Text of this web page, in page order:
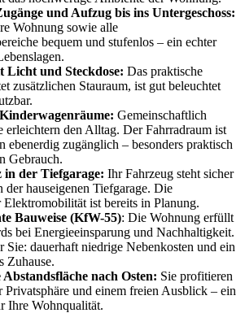
und Aufzug bis ins Untergeschoss:
Wohnung sowie alle
bequem und stufenlos – ein echter
Licht und Steckdose: Das praktische
zusätzlichen Stauraum, ist gut beleuchtet
Gemeinschaftlich
erleichtern den Alltag. Der Fahrradraum ist
ebenerdig zugänglich – besonders praktisch
Gebrauch.
in der Tiefgarage: Ihr Fahrzeug steht sicher
der hauseigenen Tiefgarage. Die
ist bereits in Planung.
Bauweise (KfW-55): Die Wohnung erfüllt
bei Energieeinsparung und Nachhaltigkeit.
Sie: dauerhaft niedrige Nebenkosten und ein
Zuhause.
nach Osten: Sie profitieren
Privatsphäre und einem freien Ausblick – ein
Ihre Wohnqualität.